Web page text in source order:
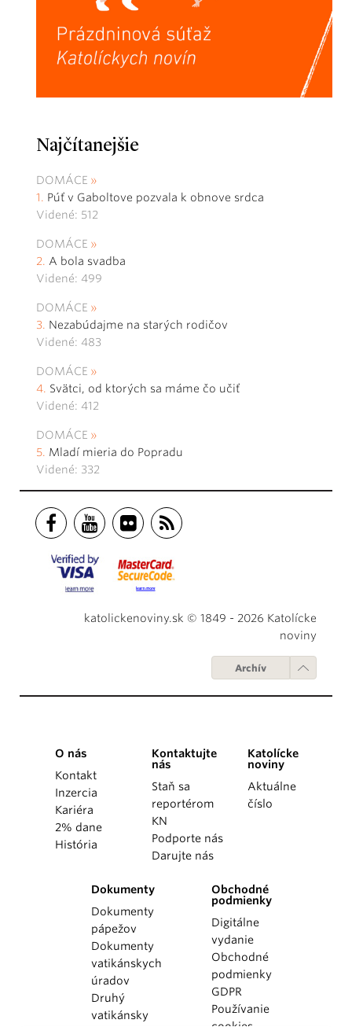
Najčítanejšie
DOMÁCE
Púť v Gaboltove pozvala k obnove srdca
Videné: 512
DOMÁCE
A bola svadba
Videné: 499
DOMÁCE
Nezabúdajme na starých rodičov
Videné: 483
DOMÁCE
Svätci, od ktorých sa máme čo učiť
Videné: 412
DOMÁCE
Mladí mieria do Popradu
Videné: 332
katolickenoviny.sk © 1849 - 2026 Katolícke
noviny
Archív
O nás
Kontakt
Inzercia
Kariéra
2% dane
História
Kontaktujte
nás
Staň sa
reportérom
KN
Podporte nás
Darujte nás
Katolícke
noviny
Aktuálne
číslo
Dokumenty
Dokumenty
pápežov
Dokumenty
vatikánskych
úradov
Druhý
vatikánsky
Obchodné
podmienky
Digitálne
vydanie
Obchodné
podmienky
GDPR
Používanie